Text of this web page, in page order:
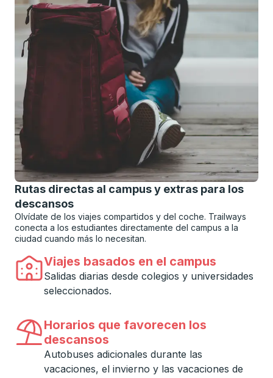
Rutas directas al campus y extras para los
descansos
Olvídate de los viajes compartidos y del coche. Trailways
conecta a los estudiantes directamente del campus a la
ciudad cuando más lo necesitan.
Viajes basados ​​en el campus
Salidas diarias desde colegios y universidades
seleccionados.
Horarios que favorecen los
descansos
Autobuses adicionales durante las
vacaciones, el invierno y las vacaciones de